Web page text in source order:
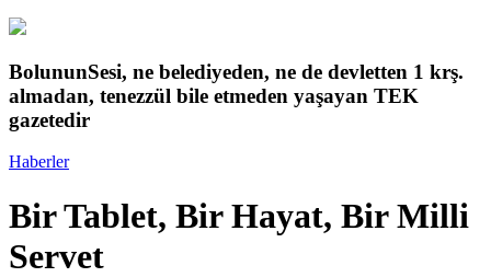
BolununSesi, ne belediyeden, ne de devletten 1 krş.
almadan, tenezzül bile etmeden yaşayan TEK
gazetedir
Haberler
Bir Tablet, Bir Hayat, Bir Milli
Servet